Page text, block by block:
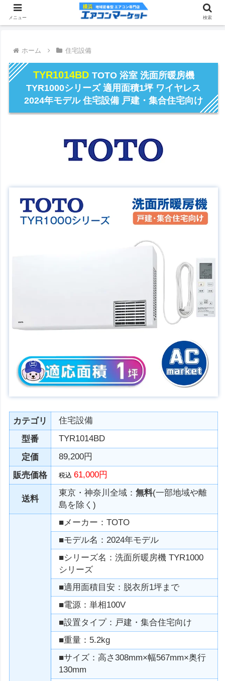
ホーム 住宅設備
TYR1014BD TOTO 浴室 洗面所暖房機
TYR1000シリーズ 適用面積1坪 ワイヤレス
2024年モデル 住宅設備 戸建・集合住宅向け
カテゴリ
住宅設備
型番
TYR1014BD
定価
89,200円
販売価格
税込61,000円
送料
東京・神奈川全域：無料(一部地域や離
島を除く)
■メーカー：TOTO
■モデル名：2024年モデル
■シリーズ名：洗面所暖房機 TYR1000
シリーズ
■適用面積目安：脱衣所1坪まで
■電源：単相100V
■設置タイプ：戸建・集合住宅向け
■重量：5.2kg
■サイズ：高さ308mm×幅567mm×奥行
130mm
メニュー 検索